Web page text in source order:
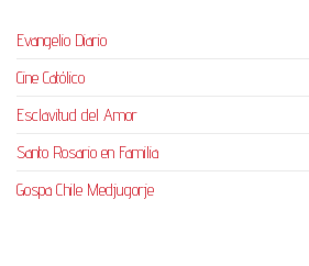
Evangelio Diario
Cine Católico
Esclavitud del Amor
Santo Rosario en Familia
Gospa Chile Medjugorje